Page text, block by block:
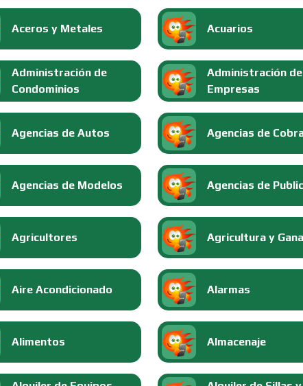
Aceros y Metales Acuarios
Administración de
Condominios
Administración de
Empresas
Agencias de Autos Agencias de
Agencias de Modelos Agencias de
Agricultores Agricultura y
Aire Acondicionado Alarmas
Alimentos Almacenaje